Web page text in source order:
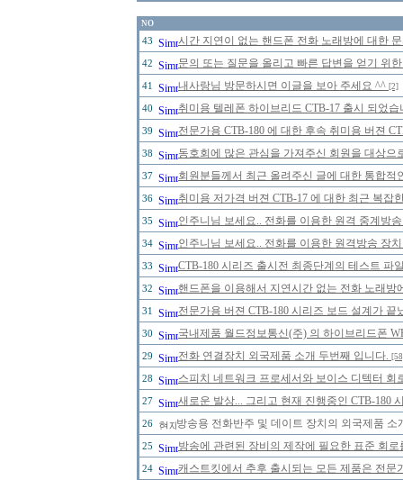
NO
43 시간 지연이 없는 핸드폰 전화 노래방에 대한
42 문의 또는 질문을 올리고 빠른 답변을 얻기 위
41 내사랑님 방문하시면 이글을 보아 주세요 ^^ [2]
40 취미용 텔레폰 하이브리드 CTB-17 출시 되었
39 전문가용 CTB-180 에 대한 후속 취미용 버젼
38 동호회에 많은 관심을 가져주신 회원을 대상
37 회원분들께서 최근 올려주신 글에 대한 통합
36 취미용 저가격 버젼 CTB-17 에 대한 최근 복잡
35 인주니님 보세요.. 전화를 이용한 원격 중계방
34 인주니님 보세요.. 전화를 이용한 원격방송 장
33 CTB-180 시리즈 출시전 최종단계의 테스트 파
32 핸드폰을 이용해서 지연시간 없는 전화 노래방
31 전문가용 버젼 CTB-180 시리즈 보드 설계가 끝
30 국내제품 월드정보통신(주) 의 하이브리드폰
29 전화 연결장치 외국제품 소개 두번째 입니다.
28 스피치 네트워크 프로세서와 보이스 디텍터 회
27 새로운 발상... 그리고 현재 진행중인 CTB-180
26 방송용 전화반주 및 데이트 장치의 외국제품
25 방송에 관련된 장비의 제작에 필요한 표준 회
24 캐스트킷에서 추후 출시되는 모든 제품은 전